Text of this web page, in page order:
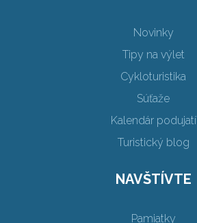
Novinky
Tipy na výlet
Cykloturistika
Súťaže
Kalendár podujatí
Turistický blog
NAVŠTÍVTE
Pamiatky